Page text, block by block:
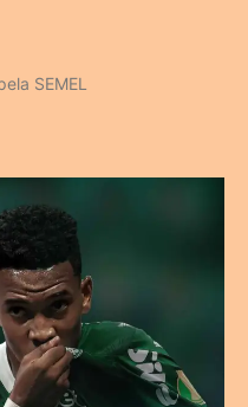
SEMEL